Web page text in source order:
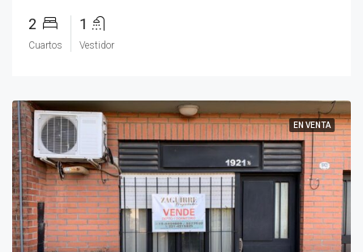
2
Cuartos
1
Vestidor
EN VENTA